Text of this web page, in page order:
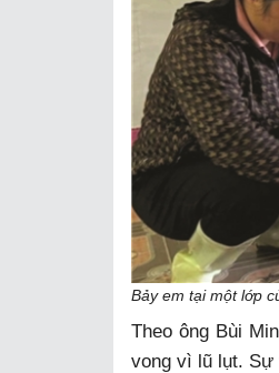
Bảy em tại một lớp
Theo ông Bùi
vong vì lũ lụt. Sự